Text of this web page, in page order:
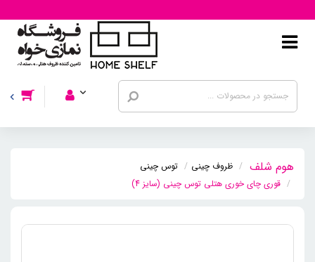
ظروف چینی
توس چینی
قوری چای خوری هتلی توس چینی (سایز 4)